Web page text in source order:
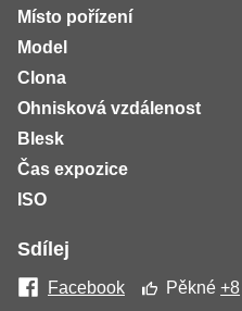
Místo pořízení
Model
Clona
Ohnisková vzdálenost
Blesk
Čas expozice
ISO
Sdílej
Facebook Pěkné+8